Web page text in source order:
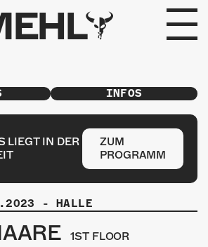
INFOS
LIEGT IN DER
ZUM
PROGRAMM
- HALLE
1ST FLOOR